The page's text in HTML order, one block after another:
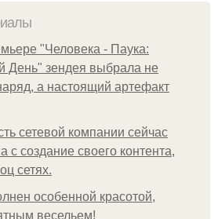
"Человека - Паука:
зендея выбрала не
а настоящий артефакт
сетевой компании сейчас
с создание своего контента,
сетях.
особенной красотой,
весельем!